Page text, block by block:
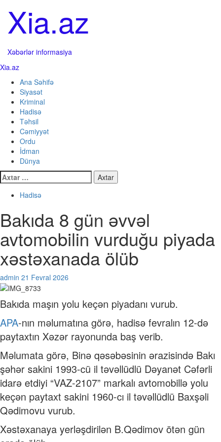
content
Xia.az
Xəbərlər informasiya
Primary
Xia.az
Ana Səhifə
Siyasət
Kriminal
Hadisə
Təhsil
Cəmiyyət
Ordu
İdman
Dünya
Axtarış:
Hadisə
Bakıda 8 gün əvvəl
avtomobilin vurduğu piyada
xəstəxanada ölüb
admin 21 Fevral 2026
Bakıda maşın yolu keçən piyadanı vurub.
APA-nın məlumatına görə, hadisə fevralın 12-də
paytaxtın Xəzər rayonunda baş verib.
Məlumata görə, Binə qəsəbəsinin ərazisində Bakı
şəhər sakini 1993-cü il təvəllüdlü Dəyanət Cəfərli
idarə etdiyi “VAZ-2107” markalı avtomobillə yolu
keçən paytaxt sakini 1960-cı il təvəllüdlü Baxşəli
Qədimovu vurub.
Xəstəxanaya yerləşdirilən B.Qədimov ötən gün